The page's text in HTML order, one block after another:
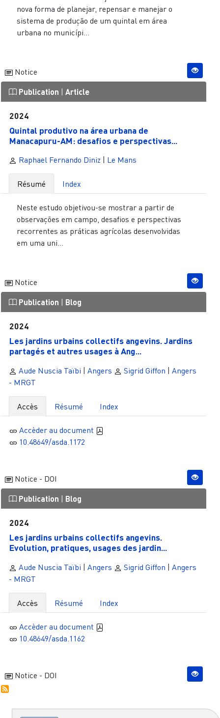
nova forma de planejar, repensar e manejar o
sistema de produção de um quintal em área
urbana no municípi...
Notice
Publication Article
2024
Quintal produtivo na área urbana de
Manacapuru-AM: desafios e perspectivas...
Raphael Fernando Diniz Le Mans
Résumé Index
Neste estudo objetivou-se mostrar a partir de
observações em campo, desafios e perspectivas
recorrentes as práticas agrícolas desenvolvidas
em uma uni...
Notice
Publication Blog
2024
Les jardins urbains collectifs angevins. Jardins
partagés et autres usages à Ang...
Aude Nuscia Taïbi | Angers Sigrid Giffon | Angers
- MRGT
Accès Résumé Index
Accèder au document
10.48649/asda.1172
Notice - DOI
Publication Blog
2024
Les jardins urbains collectifs angevins.
Evolution, pratiques, usages des jardin...
Aude Nuscia Taïbi | Angers Sigrid Giffon | Angers
- MRGT
Accès Résumé Index
Accèder au document
10.48649/asda.1162
Notice - DOI